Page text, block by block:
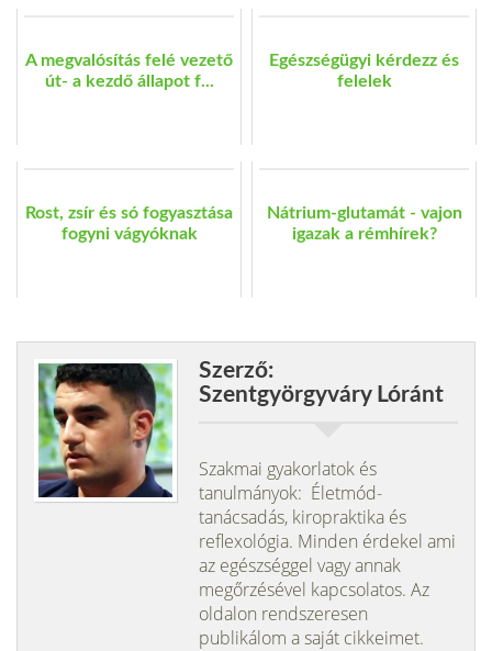
A megvalósítás felé vezető
út- a kezdő állapot f...
Egészségügyi kérdezz és
felelek
Rost, zsír és só fogyasztása
fogyni vágyóknak
Nátrium-glutamát - vajon
igazak a rémhírek?
Szerző:
Szentgyörgyváry Lóránt
Szakmai gyakorlatok és
tanulmányok: Életmód-
tanácsadás, kiropraktika és
reflexológia. Minden érdekel ami
az egészséggel vagy annak
megőrzésével kapcsolatos. Az
oldalon rendszeresen
publikálom a saját cikkeimet.